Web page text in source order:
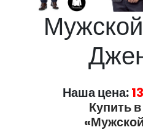
Наша цена:
Купить